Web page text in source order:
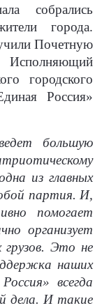
собрались
города.
Почетную
Исполняющий
городского
Россия»
большую
из главных
партия. И,
помогает
организует
Это не
наших
всегда
дела. И такие